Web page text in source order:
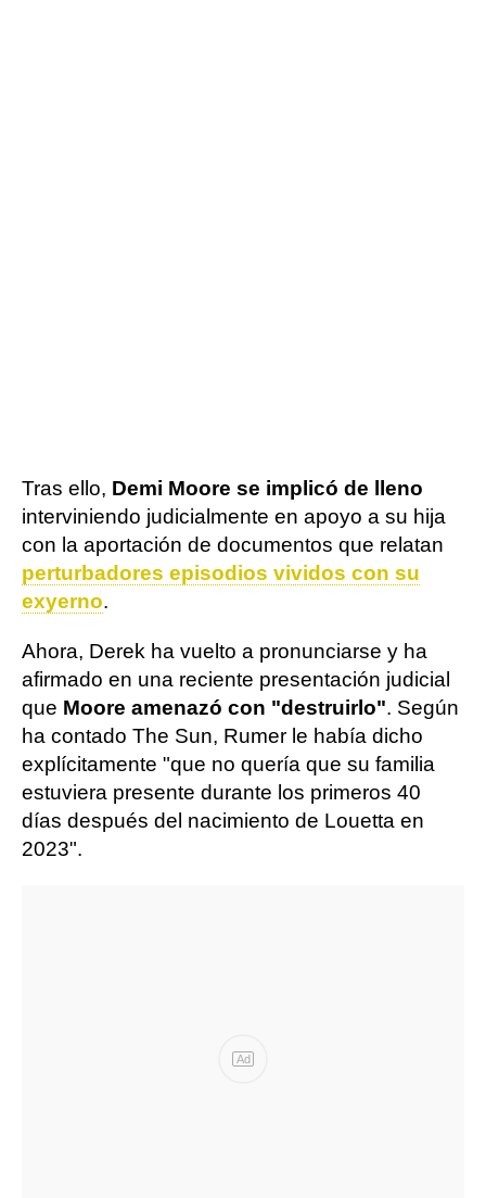
Tras ello, Demi Moore se implicó de lleno
interviniendo judicialmente en apoyo a su hija
con la aportación de documentos que relatan
perturbadores episodios vividos con su
exyerno.
Ahora, Derek ha vuelto a pronunciarse y ha
afirmado en una reciente presentación judicial
que Moore amenazó con "destruirlo". Según
ha contado The Sun, Rumer le había dicho
explícitamente "que no quería que su familia
estuviera presente durante los primeros 40
días después del nacimiento de Louetta en
2023".
Ad